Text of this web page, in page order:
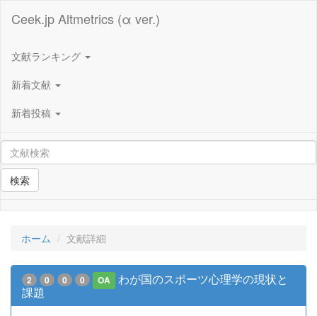
Ceek.jp Altmetrics (α ver.)
文献ランキング
新着文献
新着投稿
検索
ホーム 文献詳細
2 0 0 0 OA
わが国のスポーツ心理学の現状と
課題